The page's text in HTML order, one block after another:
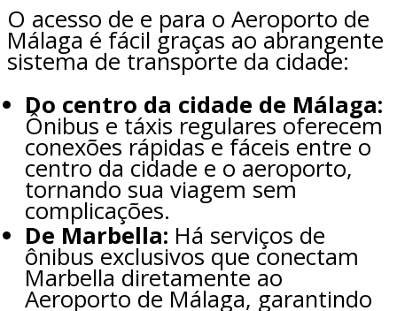
O acesso de e para o Aeroporto de
Málaga é fácil graças ao abrangente
sistema de transporte da cidade:
Do centro da cidade de Málaga:
Ônibus e táxis regulares oferecem
conexões rápidas e fáceis entre o
centro da cidade e o aeroporto,
tornando sua viagem sem
complicações.
De Marbella: Há serviços de
ônibus exclusivos que conectam
Marbella diretamente ao
Aeroporto de Málaga, garantindo